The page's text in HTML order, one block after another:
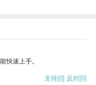
快速上手。
支持[0] 反对[0]